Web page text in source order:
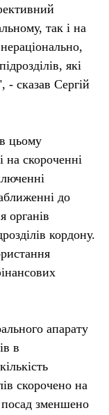
так і на
які
- сказав Сергій
цьому
на скороченні
до
органів
кордону.
апарату
в
скорочено на
посад зменшено